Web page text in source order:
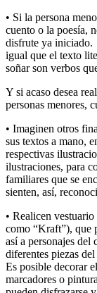
• Si la persona
cuento o la poesía,
disfrute ya iniciado.
igual que el texto
soñar son verbos
Y si acaso desea
personas menores,
• Imaginen otros
sus textos a mano,
respectivas
ilustraciones, para
familiares que se
sienten, así,
• Realicen
como “Kraft”), que
así a personajes
diferentes piezas
Es posible decorar
marcadores o